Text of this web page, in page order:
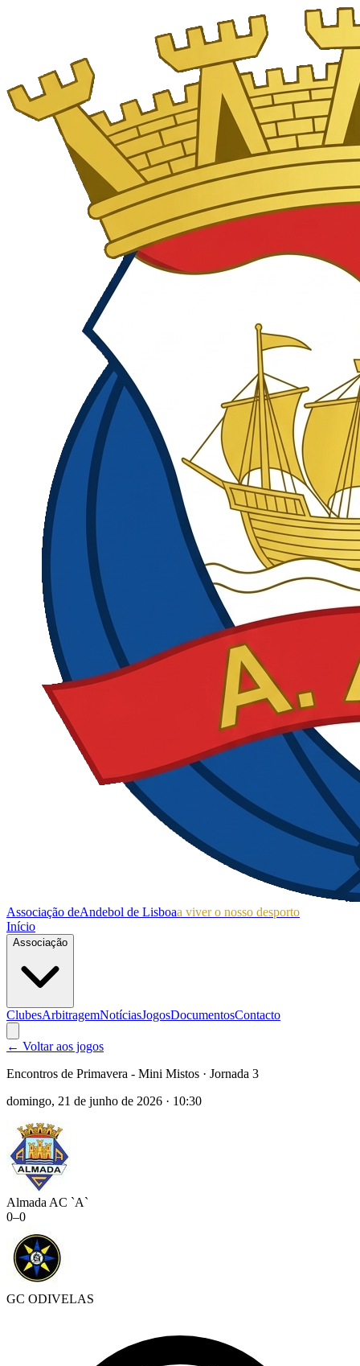
Associação deAndebol de Lisboaa viver o nosso desporto
Início
Associação
ClubesArbitragemNotíciasJogosDocumentosContacto
← Voltar aos jogos
Encontros de Primavera - Mini Mistos · Jornada 3
domingo, 21 de junho de 2026 · 10:30
Almada AC `A`
0–0
GC ODIVELAS